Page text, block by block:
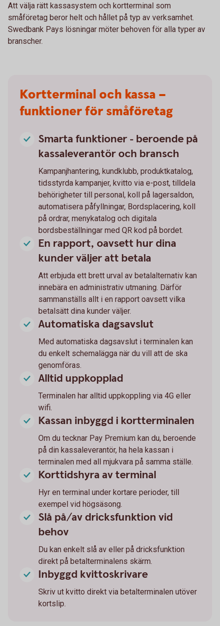
Att välja rätt kassasystem och kortterminal som
småföretag beror helt och hållet på typ av verksamhet.
Swedbank Pays lösningar möter behoven för alla typer av
branscher.
Kortterminal och kassa –
funktioner för småföretag
Smarta funktioner - beroende på
kassaleverantör och bransch
Kampanjhantering, kundklubb, produktkatalog,
tidsstyrda kampanjer, kvitto via e-post, tilldela
behörigheter till personal, koll på lagersaldon,
automatisera påfyllningar, Bordsplacering, koll
på ordrar, menykatalog och digitala
bordsbeställningar med QR kod på bordet.
En rapport, oavsett hur dina
kunder väljer att betala
Att erbjuda ett brett urval av betalalternativ kan
innebära en administrativ utmaning. Därför
sammanställs allt i en rapport oavsett vilka
betalsätt dina kunder väljer.
Automatiska dagsavslut
Med automatiska dagsavslut i terminalen kan
du enkelt schemalägga när du vill att de ska
genomföras.
Alltid uppkopplad
Terminalen har alltid uppkoppling via 4G eller
wifi.
Kassan inbyggd i kortterminalen
Om du tecknar Pay Premium kan du, beroende
på din kassaleverantör, ha hela kassan i
terminalen med all mjukvara på samma ställe.
Korttidshyra av terminal
Hyr en terminal under kortare perioder, till
exempel vid högsäsong.
Slå på/av dricksfunktion vid
behov
Du kan enkelt slå av eller på dricksfunktion
direkt på betalterminalens skärm.
Inbyggd kvittoskrivare
Skriv ut kvitto direkt via betalterminalen utöver
kortslip.